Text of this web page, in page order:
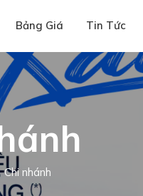
Bảng Giá Tin Tức
Chi nhánh